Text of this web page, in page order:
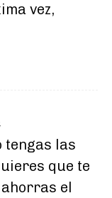
vez,
tengas las
que te
el